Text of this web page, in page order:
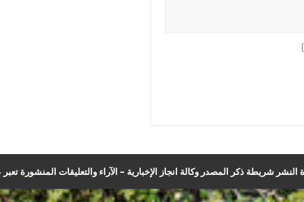
النشر شريطة ذكر المصدر وكالة انجاز الإخبارية – الآراء والتعليقات المنشورة